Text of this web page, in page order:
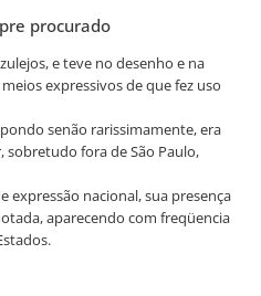
procurado
e teve no desenho e na
expressivos de que fez uso
senão rarissimamente, era
sobretudo fora de São Paulo,
expressão nacional, sua presença
aparecendo com freqüencia